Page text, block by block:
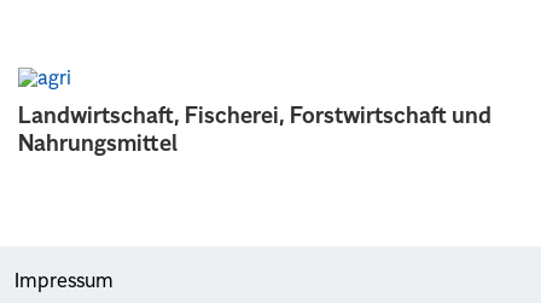
Landwirtschaft, Fischerei, Forstwirtschaft und
Nahrungsmittel
Impressum